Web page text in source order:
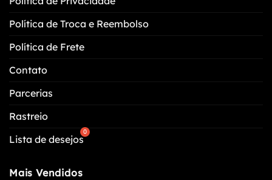
Política de Troca e Reembolso
Política de Frete
Contato
Parcerias
Rastreio
Lista de desejos
Mais Vendidos